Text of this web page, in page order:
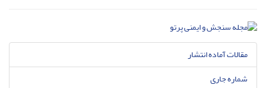
مقالات آماده انتشار
شماره جاری